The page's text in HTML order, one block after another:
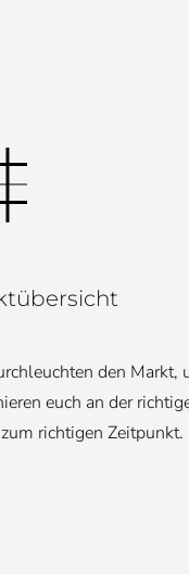
den Markt,
euch an der
richtigen Zeitpunkt.